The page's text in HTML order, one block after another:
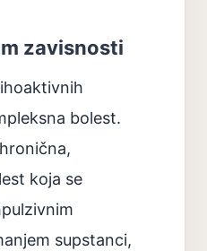
zavisnosti
bolest.
koja se
supstanci,